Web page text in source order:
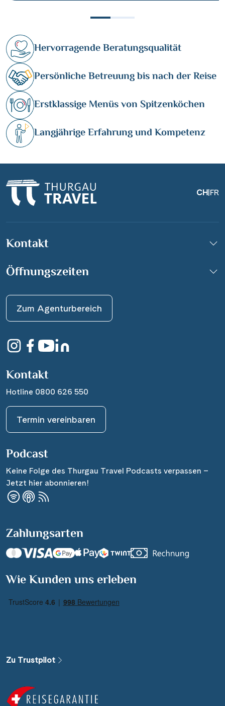
Hervorragende Beratungsqualität
Persönliche Betreuung bis nach der Reise
Erstklassige Menüs von Spitzenköchen
Langjährige Erfahrung und Kompetenz
CH|FR
Kontakt
Öffnungszeiten
Zum Agenturbereich
Kontakt
Hotline 0800 626 550
Termin vereinbaren
Podcast
Keine Folge des Thurgau Travel Podcasts verpassen –
Jetzt hier abonnieren!
Zahlungsarten
Wie Kunden uns erleben
Zu Trustpilot